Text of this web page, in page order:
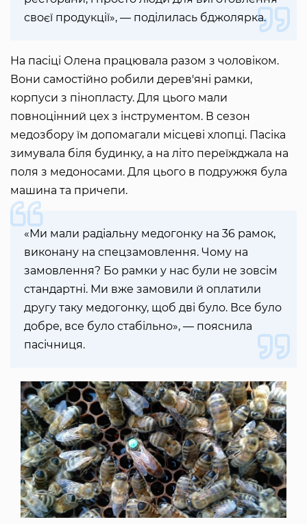
своєї продукції», — поділилась бджолярка.
На пасіці Олена працювала разом з чоловіком.
Вони самостійно робили дерев'яні рамки,
корпуси з пінопласту. Для цього мали
повноцінний цех з інструментом. В сезон
медозбору їм допомагали місцеві хлопці. Пасіка
зимувала біля будинку, а на літо переїжджала на
поля з медоносами. Для цього в подружжя була
машина та причепи.
«Ми мали радіальну медогонку на 36 рамок,
виконану на спецзамовлення. Чому на
замовлення? Бо рамки у нас були не зовсім
стандартні. Ми вже замовили й оплатили
другу таку медогонку, щоб дві було. Все було
добре, все було стабільно», — пояснила
пасічниця.